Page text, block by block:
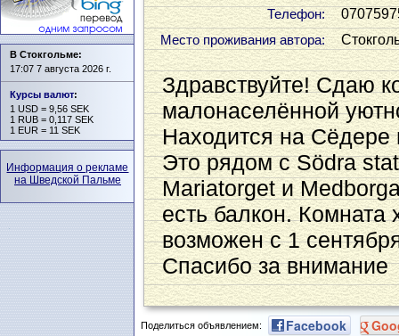
Телефон:
Место проживания автора:
Здравствуйте! Сдаю
малонаселённой
Находится на Сёдере
Это рядом с Södra
Mariatorget и
есть балкон.
возможен с 1
Спасибо за внимание
Поделиться объявлением: Facebook
В Стокгольме:
17:07 7 августа 2026 г.
Курсы валют:
1 USD = 9,56 SEK
1 RUB = 0,117 SEK
1 EUR = 11 SEK
Информация о рекламе
на Шведской Пальме